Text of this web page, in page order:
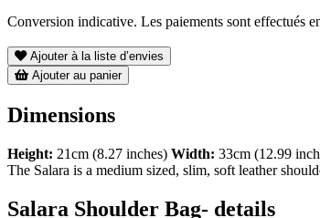
Conversion indicative. Les paiements sont effectués
Ajouter à la liste d’envies
Ajouter au panier
Dimensions
Height: 21cm (8.27 inches) Width: 33cm (12.99
The Salara is a medium sized, slim, soft leather
Salara Shoulder Bag- details